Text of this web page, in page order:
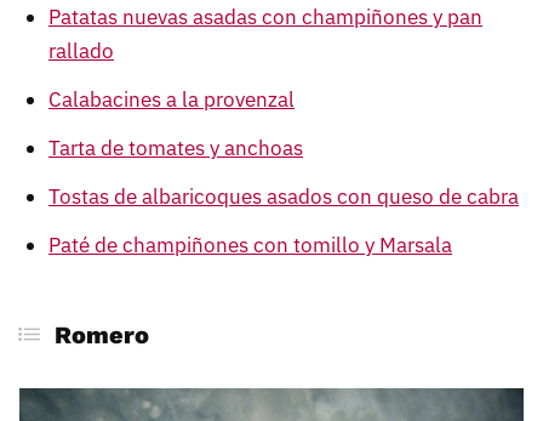
Patatas nuevas asadas con champiñones y pan
rallado
Calabacines a la provenzal
Tarta de tomates y anchoas
Tostas de albaricoques asados con queso de cabra
Paté de champiñones con tomillo y Marsala
Romero